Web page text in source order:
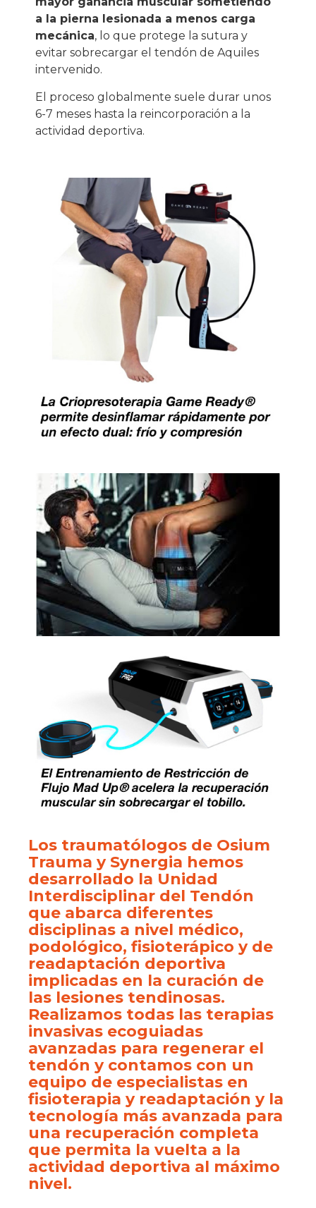
a la pierna lesionada a menos carga
mecánica, lo que protege la sutura y
evitar sobrecargar el tendón de Aquiles
intervenido.
El proceso globalmente suele durar unos
6-7 meses hasta la reincorporación a la
actividad deportiva.
Los traumatólogos de Osium
Trauma y Synergia hemos
desarrollado la Unidad
Interdisciplinar del Tendón
que abarca diferentes
disciplinas a nivel médico,
podológico, fisioterápico y de
readaptación deportiva
implicadas en la curación de
las lesiones tendinosas.
Realizamos todas las terapias
invasivas ecoguiadas
avanzadas para regenerar el
tendón y contamos con un
equipo de especialistas en
fisioterapia y readaptación y la
tecnología más avanzada para
una recuperación completa
que permita la vuelta a la
actividad deportiva al máximo
nivel.